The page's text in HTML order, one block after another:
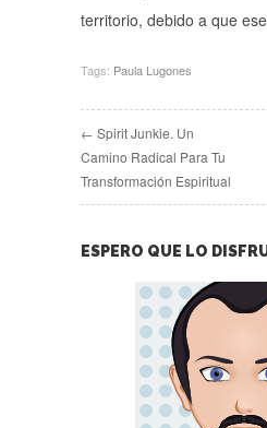
territorio, debido a que
Tags: Paula Lugones
← Spirit Junkie. Un
Camino Radical Para Tu
Transformación Espiritual
ESPERO QUE LO